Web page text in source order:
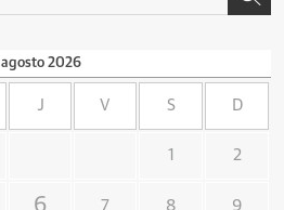
agosto 2026
J V S D
1 2
6 7 8 9